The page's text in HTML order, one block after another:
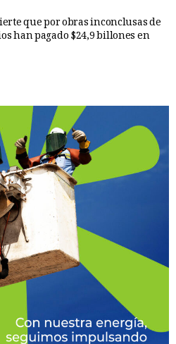
que por obras inconclusas de
han pagado $24,9 billones en